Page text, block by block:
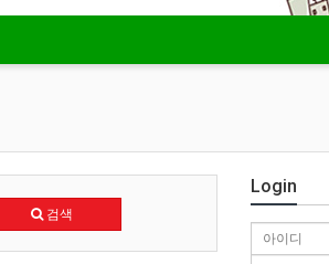
검색
Login